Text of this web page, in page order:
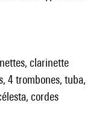
clarinette
4 trombones, tuba,
cordes